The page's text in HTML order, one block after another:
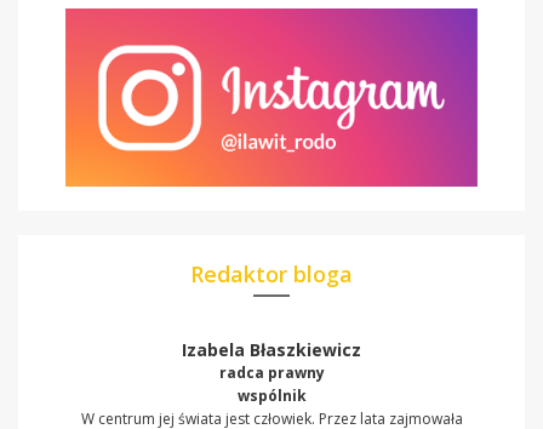
Redaktor bloga
Izabela Błaszkiewicz
radca prawny
wspólnik
W centrum jej świata jest człowiek. Przez lata zajmowała